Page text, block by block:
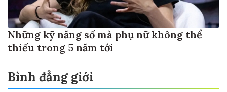
Những kỹ năng số mà phụ nữ không thể
thiếu trong 5 năm tới
Bình đẳng giới